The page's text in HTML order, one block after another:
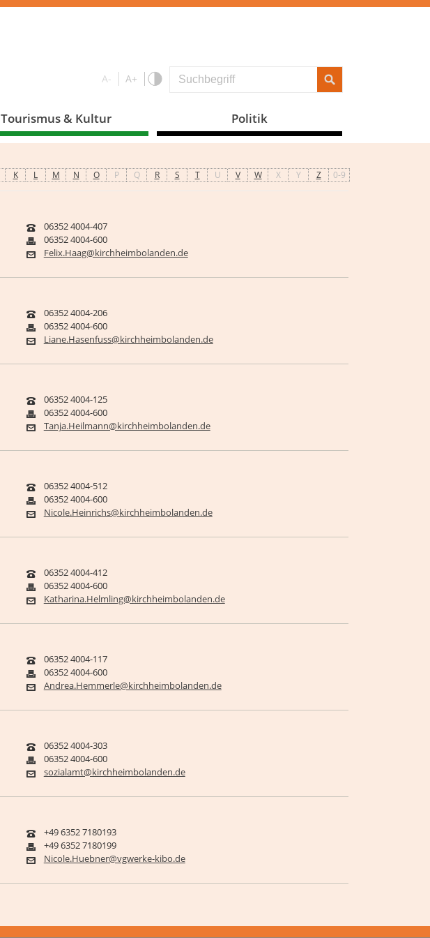
A- A+
Tourismus & Kultur Politik
K L M N O P Q R S T U V W X Y Z 0-9
06352 4004-407
06352 4004-600
Felix.Haag@kirchheimbolanden.de
06352 4004-206
06352 4004-600
Liane.Hasenfuss@kirchheimbolanden.de
06352 4004-125
06352 4004-600
Tanja.Heilmann@kirchheimbolanden.de
06352 4004-512
06352 4004-600
Nicole.Heinrichs@kirchheimbolanden.de
06352 4004-412
06352 4004-600
Katharina.Helmling@kirchheimbolanden.de
06352 4004-117
06352 4004-600
Andrea.Hemmerle@kirchheimbolanden.de
06352 4004-303
06352 4004-600
sozialamt@kirchheimbolanden.de
+49 6352 7180193
+49 6352 7180199
Nicole.Huebner@vgwerke-kibo.de